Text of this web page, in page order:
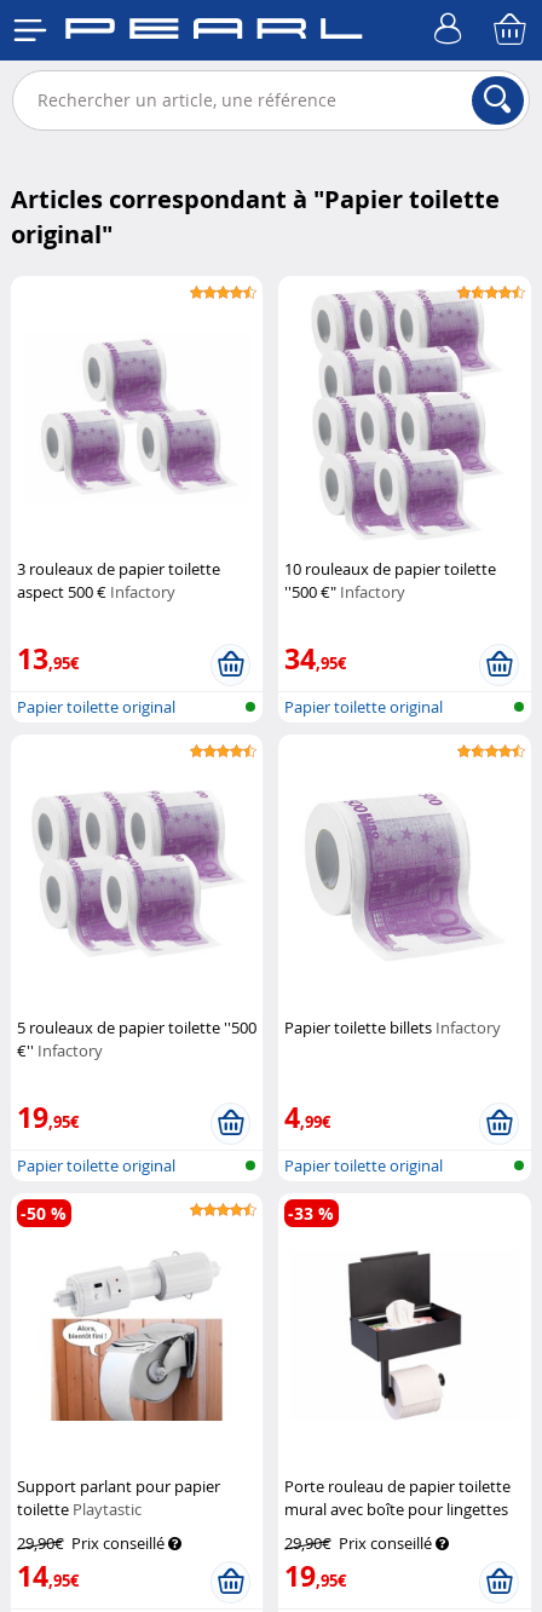
Articles correspondant à "Papier toilette
original"
3 rouleaux de papier toilette
aspect 500 € Infactory
13,95€
Papier toilette original
10 rouleaux de papier toilette
''500 €" Infactory
34,95€
Papier toilette original
5 rouleaux de papier toilette ''500
€'' Infactory
19,95€
Papier toilette original
Papier toilette billets Infactory
4,99€
Papier toilette original
Support parlant pour papier
toilette Playtastic
29,90€ Prix conseillé
14,95€
-50 %
Porte rouleau de papier toilette
mural avec boîte pour lingettes
29,90€ Prix conseillé
19,95€
-33 %